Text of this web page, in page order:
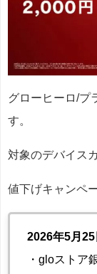
グローヒーロ/プ
す。
対象のデバイス
値下げキャンペ
2026年5月
・gloストア